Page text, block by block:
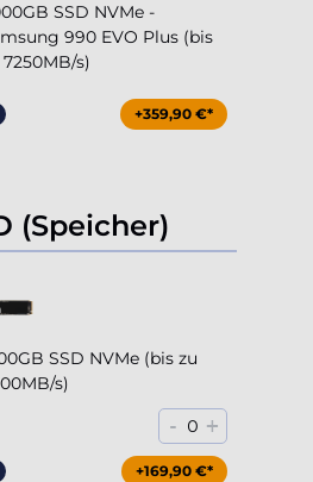
SSD NVMe -
990 EVO Plus (bis
s)
+359,90 €*
(Speicher)
SSD NVMe (bis zu
s)
- 0 +
+169,90 €*